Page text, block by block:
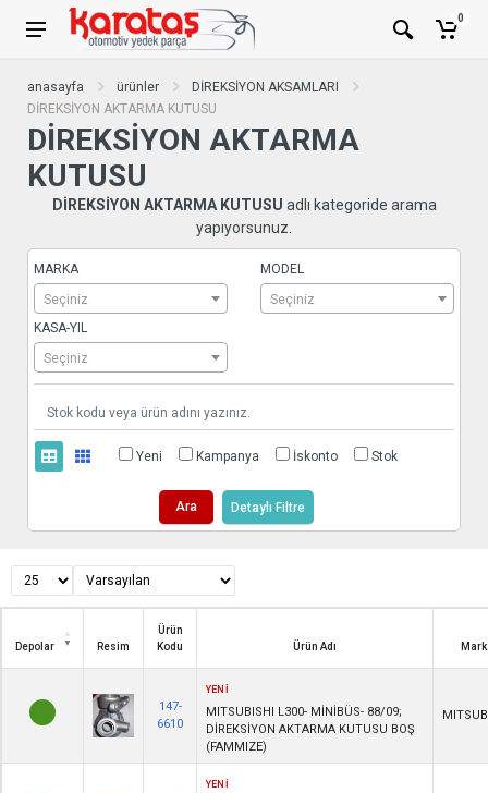
0
anasayfa ürünler
DİREKSİYON AKSAMLARI
DİREKSİYON AKTARMA KUTUSU
DİREKSİYON AKTARMA
KUTUSU
DİREKSİYON AKTARMA KUTUSU adlı kategoride arama
yapıyorsunuz.
MARKA
Seçiniz
MODEL
Seçiniz
KASA-YIL
Seçiniz
Yeni Kampanya İskonto Stok
Ara Detaylı Filtre
Depolar Resim
Ürün
Kodu
Ürün Adı
147-
6610
YENİ
MITSUBISHI L300- MİNİBÜS- 88/09;
DİREKSİYON AKTARMA KUTUSU BOŞ
(FAMMIZE)
YENİ